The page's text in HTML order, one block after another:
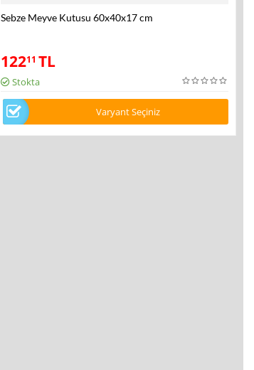
Sebze Meyve Kutusu 60x40x17 cm
12211 TL
Stokta
Varyant Seçiniz